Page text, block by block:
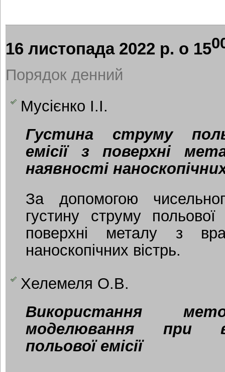
16 листопада 2022 р. о 15
Порядок денний
Мусієнко І.І.
Густина струму
емісії з поверхні
наявності
За допомогою
густину струму польової
поверхні металу з
наноскопічних вістрь.
Хелемеля О.В.
Використання
моделювання при
польової емісії